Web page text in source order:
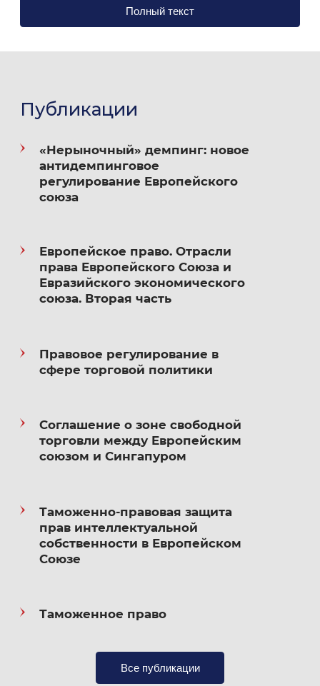
Право конкуренции ЕС
Полный текст
Публикации
«Нерыночный» демпинг: новое
антидемпинговое
регулирование Европейского
союза
Европейское право. Отрасли
права Европейского Союза и
Евразийского экономического
союза. Вторая часть
Правовое регулирование в
сфере торговой политики
Соглашение о зоне свободной
торговли между Европейским
союзом и Сингапуром
Таможенно-правовая защита
прав интеллектуальной
собственности в Европейском
Союзе
Таможенное право
Все публикации